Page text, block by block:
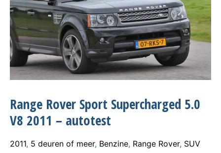
Range Rover Sport Supercharged 5.0
V8 2011 – autotest
2011, 5 deuren of meer, Benzine, Range Rover, SUV